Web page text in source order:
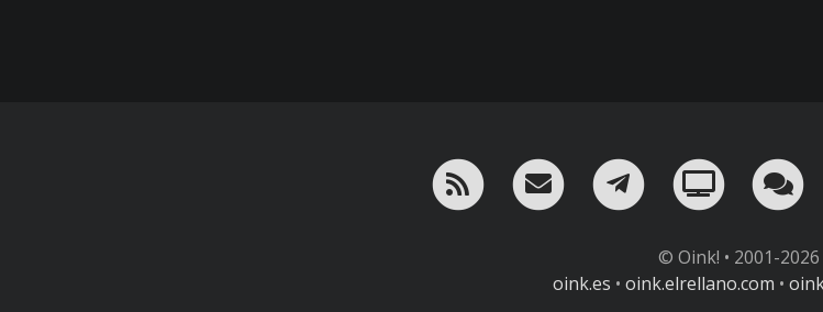
RSS ¡Mándame un email!
¡Nuestro canal
Oink! TV
© Oink! • 2001-2026
oink.es • oink.elrellano.com •